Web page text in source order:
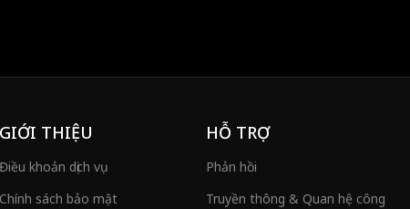
GIỚI THIỆU
Điều khoản dịch vụ
Chính sách bảo mật
HỖ TRỢ
Phản hồi
Truyền thông & Quan hệ công